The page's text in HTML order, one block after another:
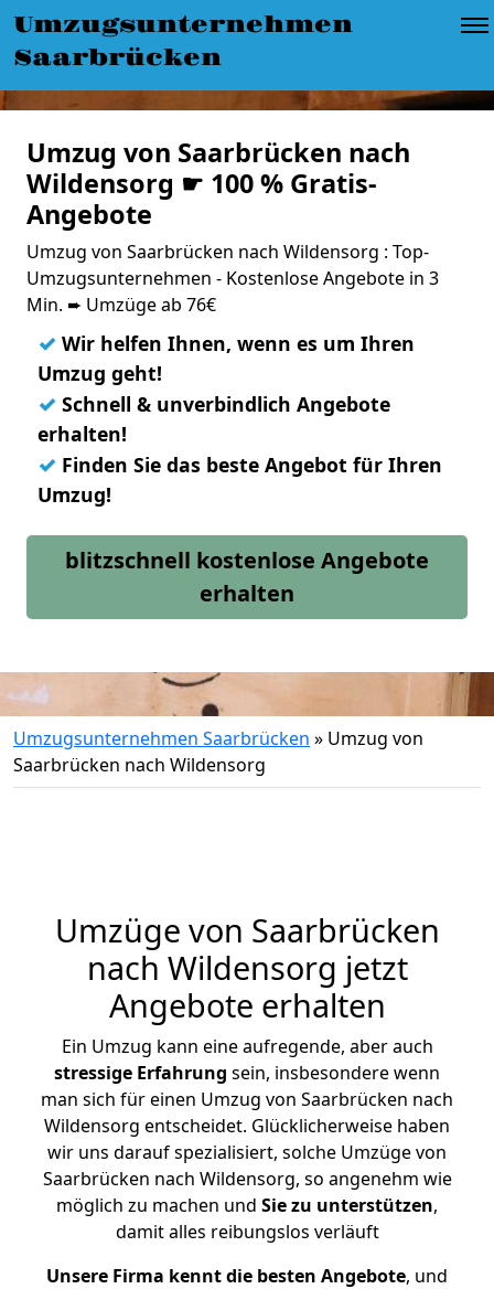
Umzugsunternehmen
Saarbrücken
Umzug von Saarbrücken nach
Wildensorg ☛ 100 % Gratis-
Angebote
Umzug von Saarbrücken nach Wildensorg : Top-
Umzugsunternehmen - Kostenlose Angebote in 3
Min. ➨ Umzüge ab 76€
✓ Wir helfen Ihnen, wenn es um Ihren
Umzug geht!
✓ Schnell & unverbindlich Angebote
erhalten!
✓ Finden Sie das beste Angebot für Ihren
Umzug!
blitzschnell kostenlose Angebote
erhalten
Umzugsunternehmen Saarbrücken » Umzug von
Saarbrücken nach Wildensorg
Umzüge von Saarbrücken
nach Wildensorg jetzt
Angebote erhalten
Ein Umzug kann eine aufregende, aber auch
stressige Erfahrung sein, insbesondere wenn
man sich für einen Umzug von Saarbrücken nach
Wildensorg entscheidet. Glücklicherweise haben
wir uns darauf spezialisiert, solche Umzüge von
Saarbrücken nach Wildensorg, so angenehm wie
möglich zu machen und Sie zu unterstützen,
damit alles reibungslos verläuft
Unsere Firma kennt die besten Angebote, und